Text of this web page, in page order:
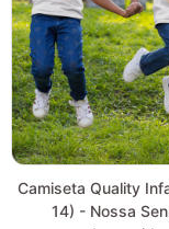
P, M, G, GG